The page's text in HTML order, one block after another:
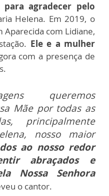
agradecer pelo
Helena. Em 2019, o
com Lidiane,
Ele e a mulher
com a presença de
queremos
Mãe por todas as
principalmente
nosso maior
ao nosso redor
abraçados e
Nossa Senhora
o cantor.